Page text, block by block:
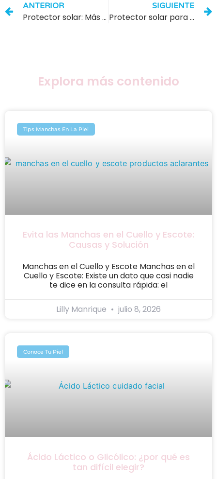
ANTERIOR
Protector solar: Más que un número (SPF)
SIGUIENTE
Protector solar para pieles sensibles: Encuentra el indicado para ti
Explora más contenido
Tips Manchas En La Piel
Evita las Manchas en el Cuello y Escote:
Causas y Solución
Manchas en el Cuello y Escote Manchas en el
Cuello y Escote: Existe un dato que casi nadie
te dice en la consulta rápida: el
Lilly Manrique julio 8, 2026
Conoce Tu Piel
Ácido Láctico o Glicólico: ¿por qué es
tan difícil elegir?